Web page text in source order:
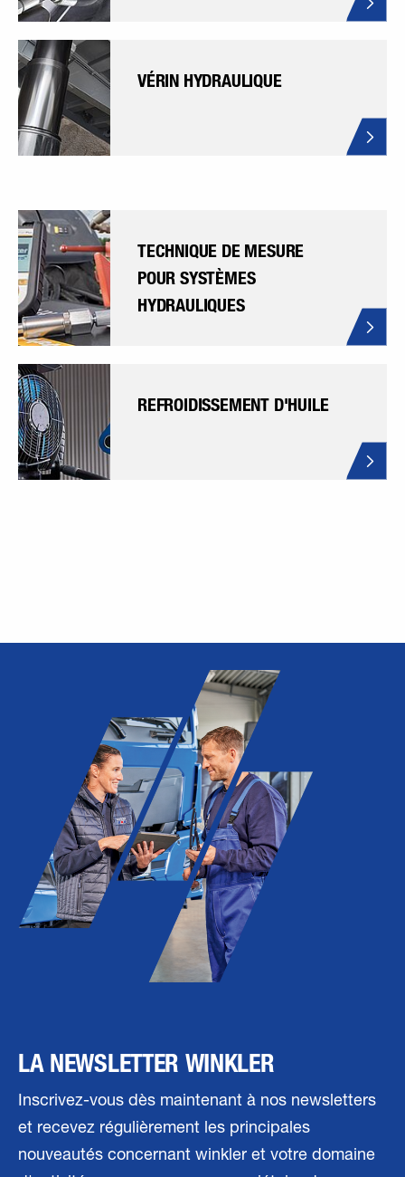
VÉRIN HYDRAULIQUE
TECHNIQUE DE MESURE
POUR SYSTÈMES
HYDRAULIQUES
REFROIDISSEMENT D'HUILE
LA NEWSLETTER WINKLER
Inscrivez-vous dès maintenant à nos newsletters
et recevez régulièrement les principales
nouveautés concernant winkler et votre domaine